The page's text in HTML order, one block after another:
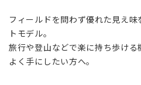
ー
を
開
フィールドを問わず優れた見え
トモデル。
旅行や登山などで楽に持ち歩け
よく手にしたい方へ。